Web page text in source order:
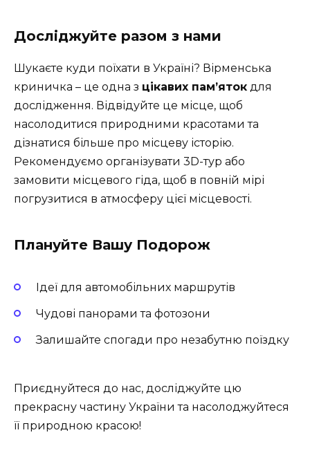
Досліджуйте разом з нами
Шукаєте куди поїхати в Україні? Вірменська
криничка – це одна з цікавих пам’яток для
дослідження. Відвідуйте це місце, щоб
насолодитися природними красотами та
дізнатися більше про місцеву історію.
Рекомендуємо організувати 3D-тур або
замовити місцевого гіда, щоб в повній мірі
погрузитися в атмосферу цієї місцевості.
Плануйте Вашу Подорож
Ідеї для автомобільних маршрутів
Чудові панорами та фотозони
Залишайте спогади про незабутню поїздку
Приєднуйтеся до нас, досліджуйте цю
прекрасну частину України та насолоджуйтеся
її природною красою!